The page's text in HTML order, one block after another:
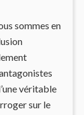
poison
ce n’est
facile et
un
en
sommes en
véritable
sur le